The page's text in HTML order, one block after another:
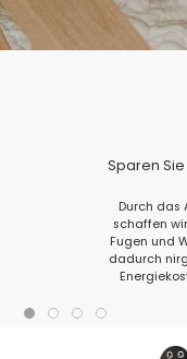
Sparen Sie
Durch das
schaffen
Fugen und
dadurch